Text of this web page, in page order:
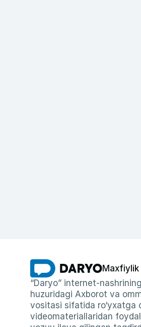
“Daryo” internet-
huzuridagi Axborot va
vositasi sifatida ro‘yxatga
videomateriallaridan